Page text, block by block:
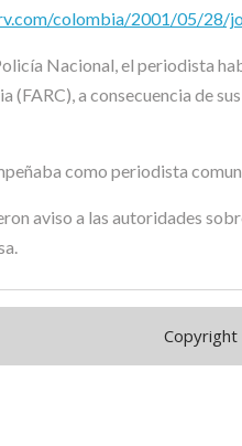
colombia/2001/05/28/
Nacional, el periodista
(FARC), a consecuencia de
como periodista
aviso a las autoridades
Copyright